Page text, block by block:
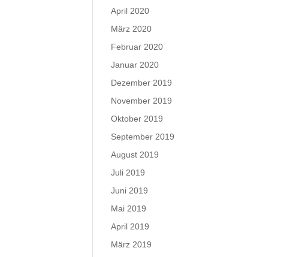
April 2020
März 2020
Februar 2020
Januar 2020
Dezember 2019
November 2019
Oktober 2019
September 2019
August 2019
Juli 2019
Juni 2019
Mai 2019
April 2019
März 2019